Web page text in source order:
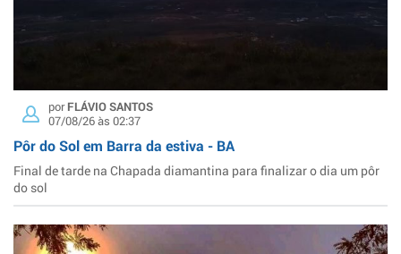
porFLÁVIO SANTOS
07/08/26 às 02:37
Pôr do Sol em Barra da estiva - BA
Final de tarde na Chapada diamantina para finalizar o dia um pôr
do sol